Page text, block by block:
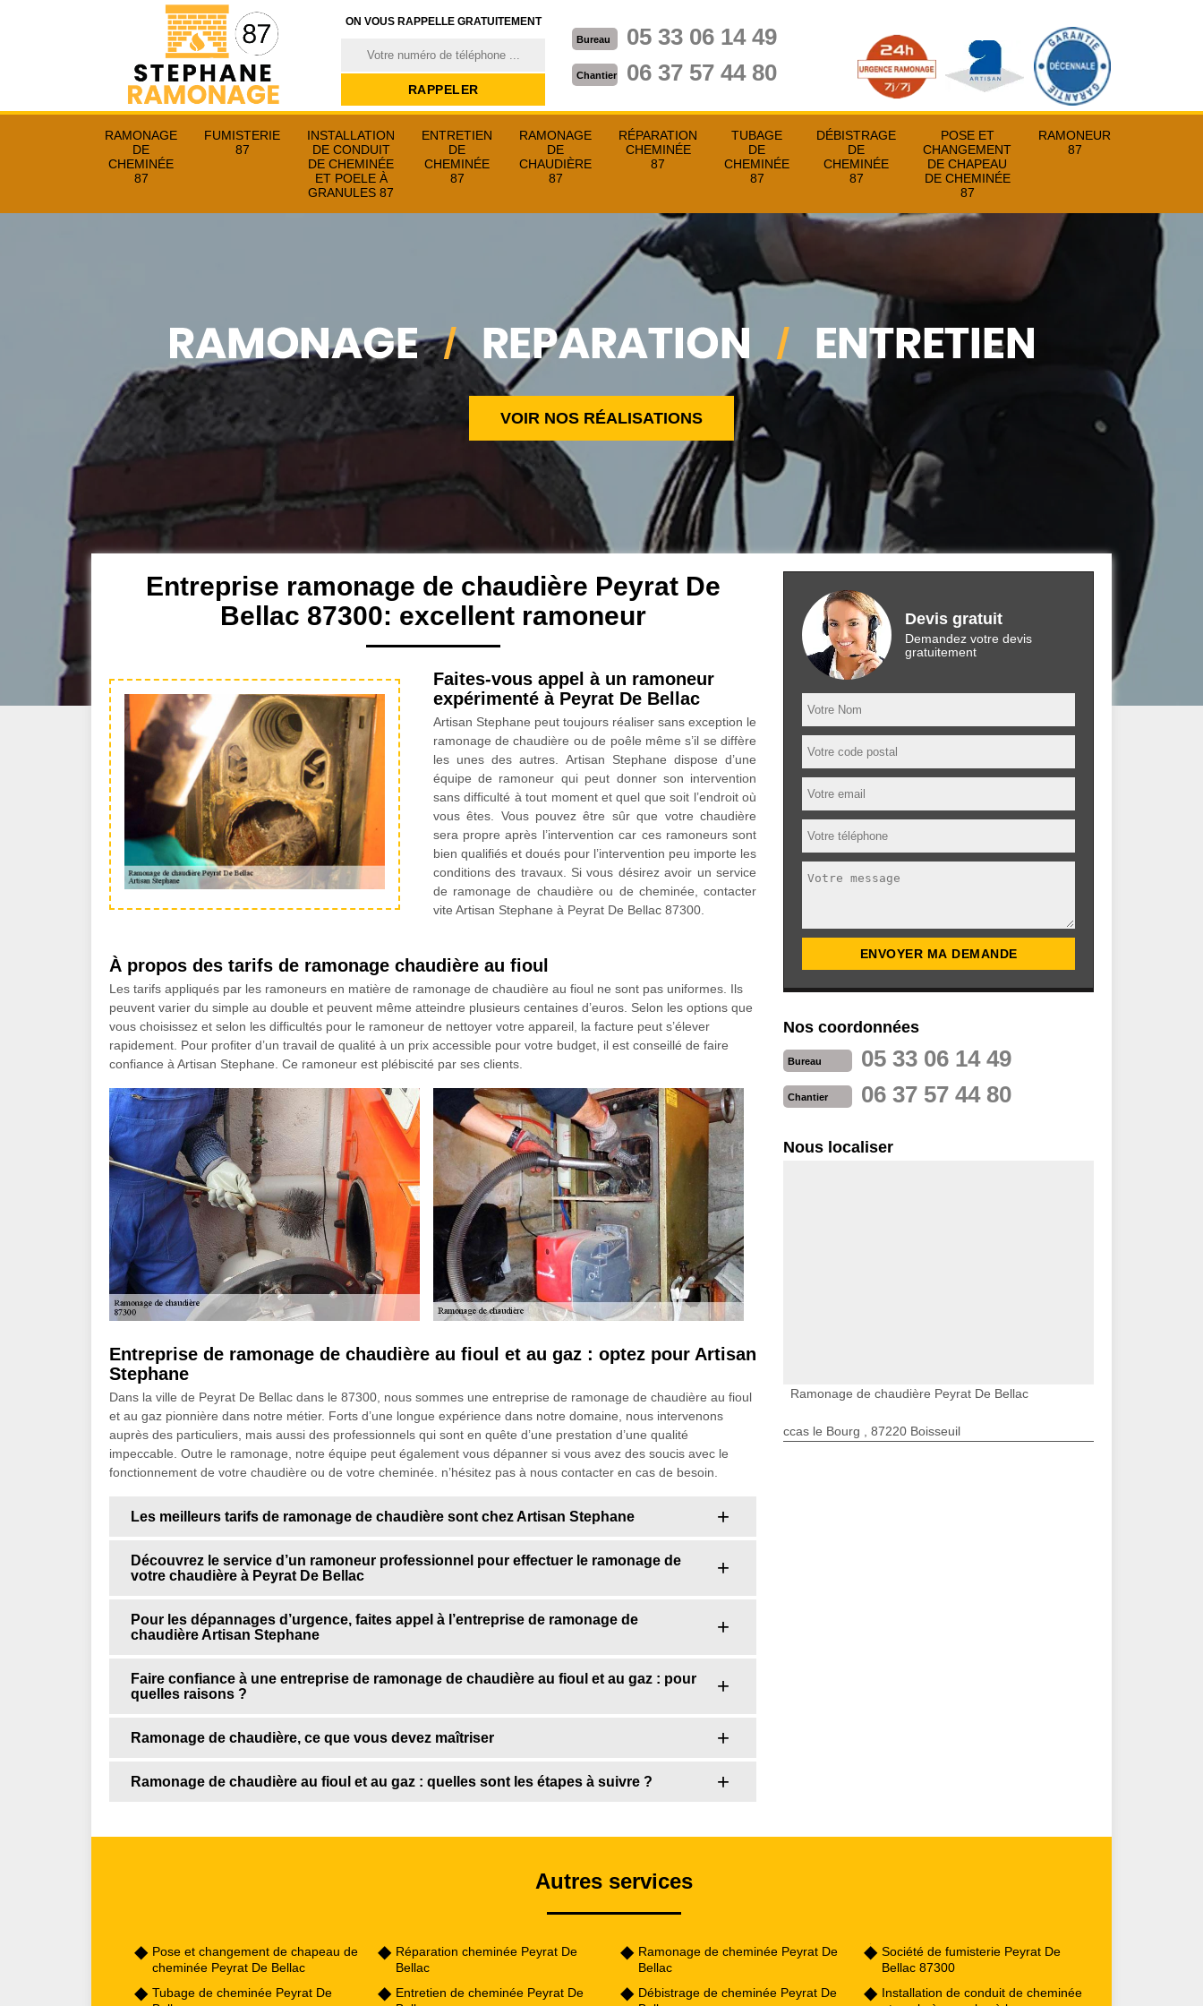
ON VOUS RAPPELLE GRATUITEMENT
Bureau 05 33 06 14 49
Chantier 06 37 57 44 80
RAMONAGE
DE
CHEMINÉE
87
FUMISTERIE
87
INSTALLATION
DE CONDUIT
DE CHEMINÉE
ET POELE À
GRANULES 87
ENTRETIEN
DE
CHEMINÉE
87
RAMONAGE
DE
CHAUDIÈRE
87
RÉPARATION
CHEMINÉE
87
TUBAGE
DE
CHEMINÉE
87
DÉBISTRAGE
DE
CHEMINÉE
87
POSE ET
CHANGEMENT
DE CHAPEAU
DE CHEMINÉE
87
RAMONEUR
87
VOIR NOS RÉALISATIONS
Entreprise ramonage de chaudière Peyrat De
Bellac 87300: excellent ramoneur
Faites-vous appel à un ramoneur
expérimenté à Peyrat De Bellac
Artisan Stephane peut toujours réaliser sans exception le
ramonage de chaudière ou de poêle même s’il se diffère
les unes des autres. Artisan Stephane dispose d’une
équipe de ramoneur qui peut donner son intervention
sans difficulté à tout moment et quel que soit l’endroit où
vous êtes. Vous pouvez être sûr que votre chaudière
sera propre après l’intervention car ces ramoneurs sont
bien qualifiés et doués pour l’intervention peu importe les
conditions des travaux. Si vous désirez avoir un service
de ramonage de chaudière ou de cheminée, contacter
vite Artisan Stephane à Peyrat De Bellac 87300.
À propos des tarifs de ramonage chaudière au fioul
Les tarifs appliqués par les ramoneurs en matière de ramonage de chaudière au fioul ne sont pas uniformes. Ils
peuvent varier du simple au double et peuvent même atteindre plusieurs centaines d’euros. Selon les options que
vous choisissez et selon les difficultés pour le ramoneur de nettoyer votre appareil, la facture peut s’élever
rapidement. Pour profiter d’un travail de qualité à un prix accessible pour votre budget, il est conseillé de faire
confiance à Artisan Stephane. Ce ramoneur est plébiscité par ses clients.
Entreprise de ramonage de chaudière au fioul et au gaz : optez pour Artisan
Stephane
Dans la ville de Peyrat De Bellac dans le 87300, nous sommes une entreprise de ramonage de chaudière au fioul
et au gaz pionnière dans notre métier. Forts d’une longue expérience dans notre domaine, nous intervenons
auprès des particuliers, mais aussi des professionnels qui sont en quête d’une prestation d’une qualité
impeccable. Outre le ramonage, notre équipe peut également vous dépanner si vous avez des soucis avec le
fonctionnement de votre chaudière ou de votre cheminée. n’hésitez pas à nous contacter en cas de besoin.
Les meilleurs tarifs de ramonage de chaudière sont chez Artisan Stephane
Découvrez le service d’un ramoneur professionnel pour effectuer le ramonage de
votre chaudière à Peyrat De Bellac
Pour les dépannages d’urgence, faites appel à l’entreprise de ramonage de
chaudière Artisan Stephane
Faire confiance à une entreprise de ramonage de chaudière au fioul et au gaz : pour
quelles raisons ?
Ramonage de chaudière, ce que vous devez maîtriser
Ramonage de chaudière au fioul et au gaz : quelles sont les étapes à suivre ?
Devis gratuit
Demandez votre devis
gratuitement
Nos coordonnées
Bureau 05 33 06 14 49
Chantier 06 37 57 44 80
Nous localiser
Ramonage de chaudière Peyrat De Bellac
ccas le Bourg , 87220 Boisseuil
Autres services
Pose et changement de chapeau de
cheminée Peyrat De Bellac
Tubage de cheminée Peyrat De
Réparation cheminée Peyrat De
Bellac
Entretien de cheminée Peyrat De
Ramonage de cheminée Peyrat De
Bellac
Débistrage de cheminée Peyrat De
Société de fumisterie Peyrat De
Bellac 87300
Installation de conduit de cheminée